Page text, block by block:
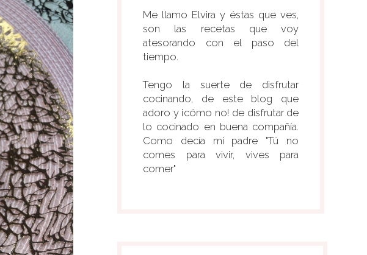
Me llamo Elvira y éstas que ves,
son las recetas que voy
atesorando con el paso del
tiempo.
Tengo la suerte de disfrutar
cocinando, de este blog que
adoro y ¡cómo no! de disfrutar de
lo cocinado en buena compañía.
Como decía mi padre "Tú no
comes para vivir, vives para
comer"